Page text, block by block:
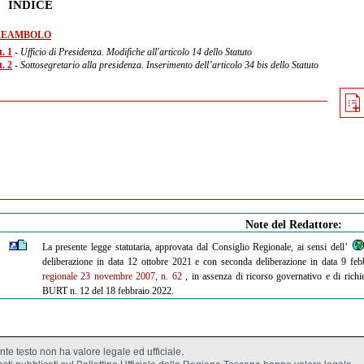
INDICE
1 - Ufficio di Presidenza. Modifiche all'articolo 14 dello Statuto
2 - Sottosegretario alla presidenza. Inserimento dell’articolo 34 bis dello Statuto
Note del Redattore:
La presente legge statutaria, approvata dal Consiglio Regionale, ai sensi dell’
deliberazione in data 12 ottobre 2021 e con seconda deliberazione in data 9
regionale 23 novembre 2007, n. 62, in assenza di ricorso governativo e di
BURT n. 12 del 18 febbraio 2022.
testo non ha valore legale ed ufficiale.